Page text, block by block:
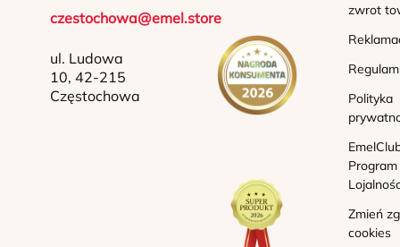
czestochowa@emel.store
ul. Ludowa
10, 42-215
Częstochowa
zwrot
Polityka
Program
Zmień
cookies